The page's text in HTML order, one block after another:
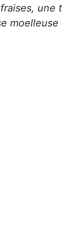
une